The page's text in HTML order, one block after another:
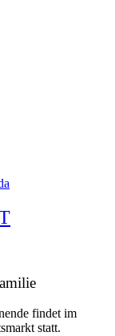
findet im
statt.